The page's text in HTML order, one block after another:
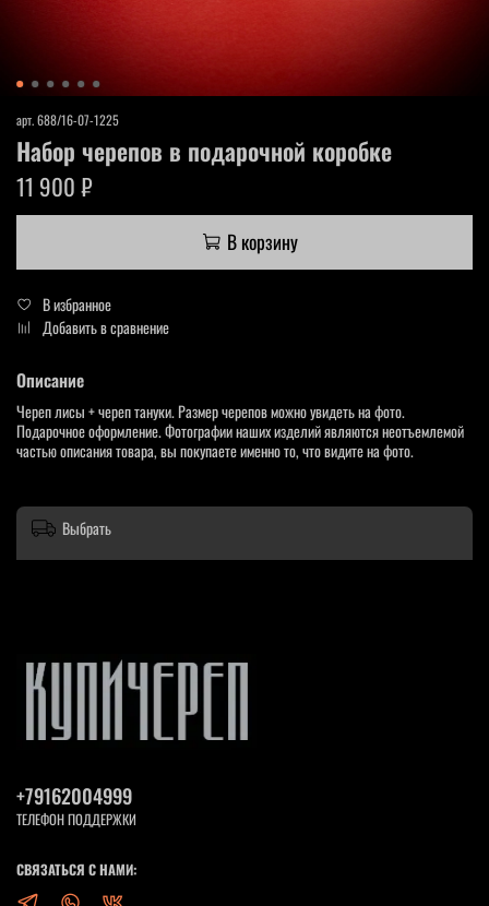
арт.688/16-07-1225
Набор черепов в подарочной коробке
11 900 ₽
В корзину
В избранное
Добавить в сравнение
Описание
Череп лисы + череп тануки. Размер черепов можно увидеть на фото.
Подарочное оформление. Фотографии наших изделий являются неотъемлемой
частью описания товара, вы покупаете именно то, что видите на фото.
Выбрать
+79162004999
ТЕЛЕФОН ПОДДЕРЖКИ
СВЯЗАТЬСЯ С НАМИ: